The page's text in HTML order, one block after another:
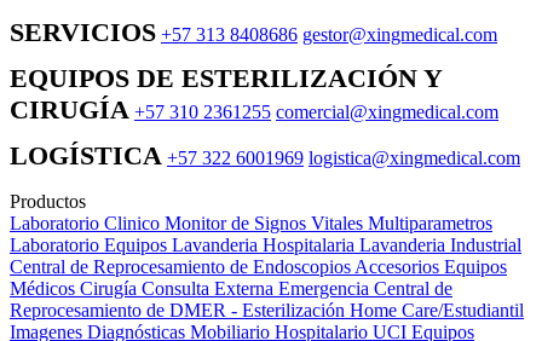
SERVICIOS +57 313 8408686 gestor@xingmedical.com
EQUIPOS DE ESTERILIZACIÓN Y
CIRUGÍA +57 310 2361255 comercial@xingmedical.com
LOGÍSTICA +57 322 6001969 logistica@xingmedical.com
Productos
Laboratorio Clinico Monitor de Signos Vitales Multiparametros
Laboratorio Equipos Lavanderia Hospitalaria Lavanderia Industrial
Central de Reprocesamiento de Endoscopios Accesorios Equipos
Médicos Cirugía Consulta Externa Emergencia Central de
Reprocesamiento de DMER - Esterilización Home Care/Estudiantil
Imagenes Diagnósticas Mobiliario Hospitalario UCI Equipos